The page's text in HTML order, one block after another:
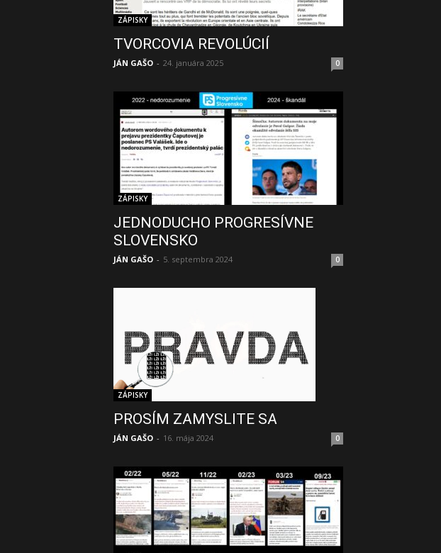
ZÁPISKY
TVORCOVIA REVOLÚCIÍ
JÁN GAŠO - 24. januára 2025 0
ZÁPISKY
JEDNODUCHO PROGRESÍVNE
SLOVENSKO
JÁN GAŠO - 5. septembra 2024 0
ZÁPISKY
PROSÍM ZAMYSLITE SA
JÁN GAŠO - 16. mája 2024 0